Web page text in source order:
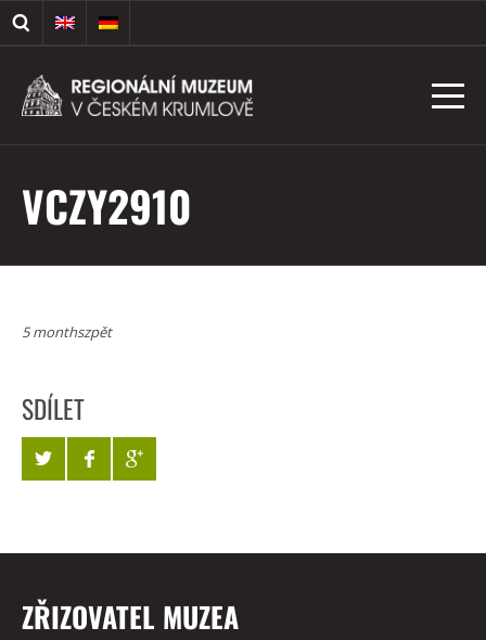
VCZY2910
5 monthszpět
SDÍLET
ZŘIZOVATEL MUZEA